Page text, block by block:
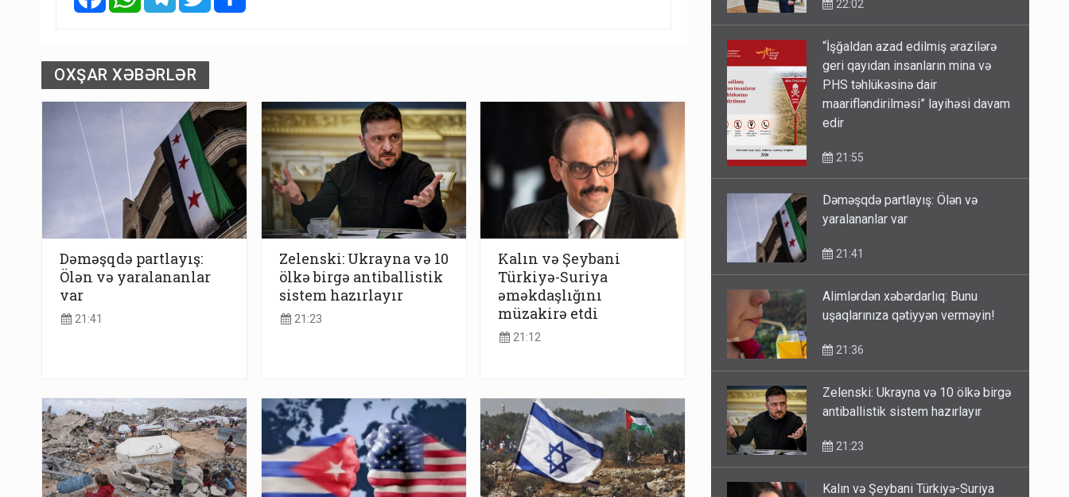
OXŞAR XƏBƏRLƏR
Dəməşqdə partlayış:
Ölən və yaralananlar
var
21:41
Zelenski: Ukrayna və 10
ölkə birgə antiballistik
sistem hazırlayır
21:23
Kalın və Şeybani
Türkiyə-Suriya
əməkdaşlığını
müzakirə etdi
21:12
22:02
“İşğaldan azad edilmiş ərazilərə
geri qayıdan insanların mina və
PHS təhlükəsinə dair
maarifləndirilməsi” layihəsi davam
edir
21:55
Dəməşqdə partlayış: Ölən və
yaralananlar var
21:41
Alimlərdən xəbərdarlıq: Bunu
uşaqlarınıza qətiyyən verməyin!
21:36
Zelenski: Ukrayna və 10 ölkə birgə
antiballistik sistem hazırlayır
21:23
Kalın və Şeybani Türkiyə-Suriya